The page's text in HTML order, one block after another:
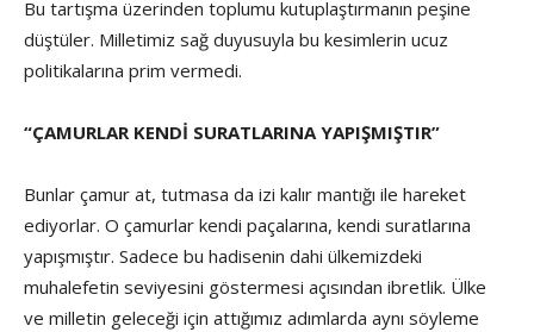
Bu tartışma üzerinden toplumu kutuplaştırmanın peşine
düştüler. Milletimiz sağ duyusuyla bu kesimlerin ucuz
politikalarına prim vermedi.
“ÇAMURLAR KENDİ SURATLARINA YAPIŞMIŞTIR”
Bunlar çamur at, tutmasa da izi kalır mantığı ile hareket
ediyorlar. O çamurlar kendi paçalarına, kendi suratlarına
yapışmıştır. Sadece bu hadisenin dahi ülkemizdeki
muhalefetin seviyesini göstermesi açısından ibretlik. Ülke
ve milletin geleceği için attığımız adımlarda aynı söyleme